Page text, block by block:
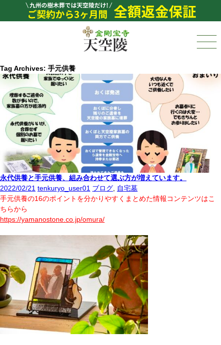
Tag Archives: 手元供養
永代供養と手元供養、組み合わせて選ぶ方が増えています。
2022/02/21 tenkuryo_user01 ブログ, 自宅墓
手元供養の16のポイントを分かりやすくまとめた情報コンテンツはこ
ちらから
https://yamanostone.co.jp/omura/